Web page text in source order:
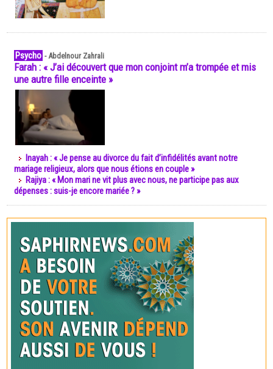
Psycho -Abdelnour Zahrali
Farah : « J’ai découvert que mon conjoint m’a trompée et mis
une autre fille enceinte »
Inayah : « Je pense au divorce du fait d’infidélités avant notre
mariage religieux, alors que nous étions en couple »
Rajiya : « Mon mari ne vit plus avec nous, ne participe pas aux
dépenses : suis-je encore mariée ? »